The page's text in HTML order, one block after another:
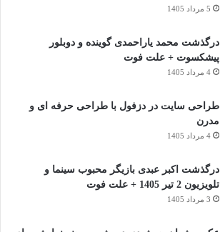
5 مرداد 1405
درگذشت محمد یاراحمدی گوینده و دوبلور
پیشکسوت + علت فوت
4 مرداد 1405
طراحی سایت در دزفول با طراحی حرفه‌ ای و
مدرن
4 مرداد 1405
درگذشت اکبر عبدی بازیگر محبوب سینما و
تلویزیون 2 تیر 1405 + علت فوت
3 مرداد 1405